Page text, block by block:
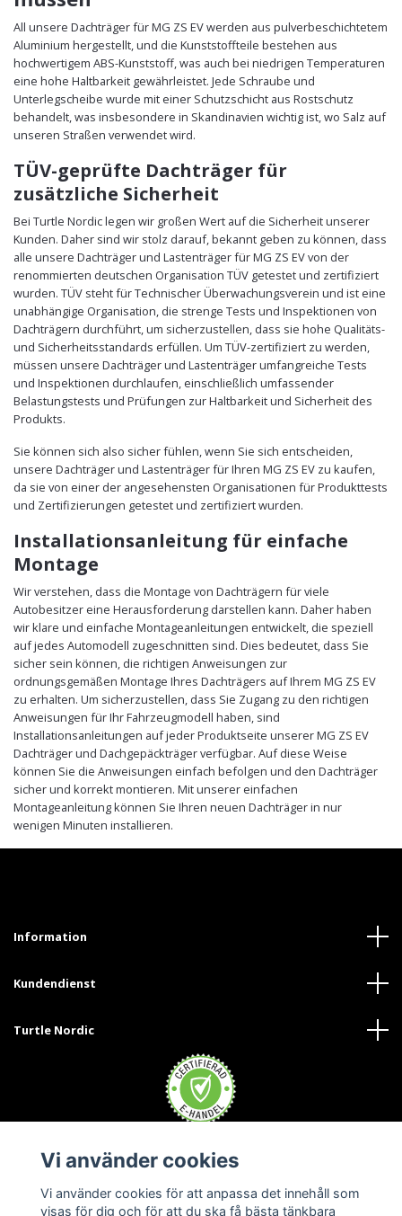
All unsere Dachträger für MG ZS EV werden aus pulverbeschichtetem
Aluminium hergestellt, und die Kunststoffteile bestehen aus
hochwertigem ABS-Kunststoff, was auch bei niedrigen Temperaturen
eine hohe Haltbarkeit gewährleistet. Jede Schraube und
Unterlegscheibe wurde mit einer Schutzschicht aus Rostschutz
behandelt, was insbesondere in Skandinavien wichtig ist, wo Salz auf
unseren Straßen verwendet wird.
TÜV-geprüfte Dachträger für
zusätzliche Sicherheit
Bei Turtle Nordic legen wir großen Wert auf die Sicherheit unserer
Kunden. Daher sind wir stolz darauf, bekannt geben zu können, dass
alle unsere Dachträger und Lastenträger für MG ZS EV von der
renommierten deutschen Organisation TÜV getestet und zertifiziert
wurden. TÜV steht für Technischer Überwachungsverein und ist eine
unabhängige Organisation, die strenge Tests und Inspektionen von
Dachträgern durchführt, um sicherzustellen, dass sie hohe Qualitäts-
und Sicherheitsstandards erfüllen. Um TÜV-zertifiziert zu werden,
müssen unsere Dachträger und Lastenträger umfangreiche Tests
und Inspektionen durchlaufen, einschließlich umfassender
Belastungstests und Prüfungen zur Haltbarkeit und Sicherheit des
Produkts.
Sie können sich also sicher fühlen, wenn Sie sich entscheiden,
unsere Dachträger und Lastenträger für Ihren MG ZS EV zu kaufen,
da sie von einer der angesehensten Organisationen für Produkttests
und Zertifizierungen getestet und zertifiziert wurden.
Installationsanleitung für einfache
Montage
Wir verstehen, dass die Montage von Dachträgern für viele
Autobesitzer eine Herausforderung darstellen kann. Daher haben
wir klare und einfache Montageanleitungen entwickelt, die speziell
auf jedes Automodell zugeschnitten sind. Dies bedeutet, dass Sie
sicher sein können, die richtigen Anweisungen zur
ordnungsgemäßen Montage Ihres Dachträgers auf Ihrem MG ZS EV
zu erhalten. Um sicherzustellen, dass Sie Zugang zu den richtigen
Anweisungen für Ihr Fahrzeugmodell haben, sind
Installationsanleitungen auf jeder Produktseite unserer MG ZS EV
Dachträger und Dachgepäckträger verfügbar. Auf diese Weise
können Sie die Anweisungen einfach befolgen und den Dachträger
sicher und korrekt montieren. Mit unserer einfachen
Montageanleitung können Sie Ihren neuen Dachträger in nur
wenigen Minuten installieren.
Information
Kundendienst
Turtle Nordic
Vi använder cookies
Vi använder cookies för att anpassa det innehåll som
visas för dig och för att du ska få bästa tänkbara